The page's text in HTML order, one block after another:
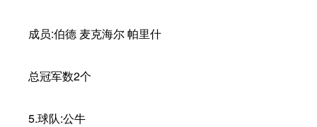
成员:伯德 麦克海尔 帕里什
总冠军数2个
5.球队:公牛